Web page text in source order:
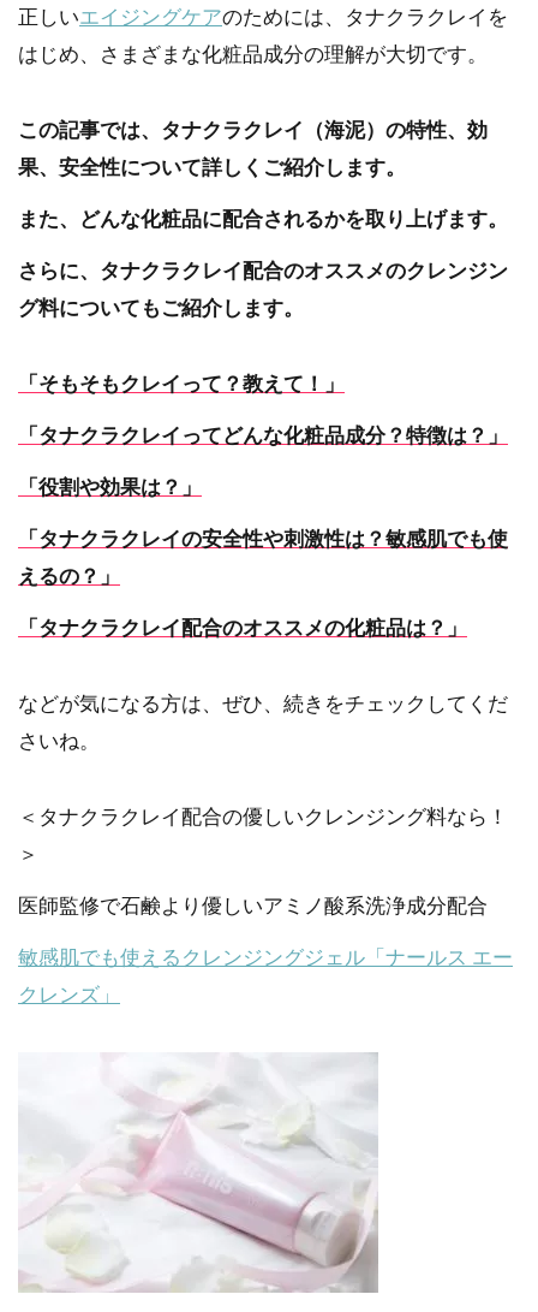
正しいエイジングケアのためには、タナクラクレイを
はじめ、さまざまな化粧品成分の理解が大切です。
この記事では、タナクラクレイ（海泥）の特性、効
果、安全性について詳しくご紹介します。
また、どんな化粧品に配合されるかを取り上げます。
さらに、タナクラクレイ配合のオススメのクレンジン
グ料についてもご紹介します。
「そもそもクレイって？教えて！」
「タナクラクレイってどんな化粧品成分？特徴は？」
「役割や効果は？」
「タナクラクレイの安全性や刺激性は？敏感肌でも使
えるの？」
「タナクラクレイ配合のオススメの化粧品は？」
などが気になる方は、ぜひ、続きをチェックしてくだ
さいね。
＜タナクラクレイ配合の優しいクレンジング料なら！
＞
医師監修で石鹸より優しいアミノ酸系洗浄成分配合
敏感肌でも使えるクレンジングジェル「ナールス エー
クレンズ」